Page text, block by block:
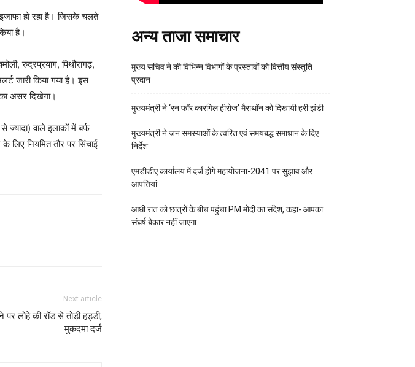
हो रहा है। जिसके चलते
है।
रुद्रप्रयाग, पिथौरागढ़,
जारी किया गया है। इस
असर दिखेगा।
ज्यादा) वाले इलाकों में बर्फ
नियमित तौर पर सिंचाई
Next article
लोहे की रॉड से तोड़ी हड्डी,
मुकदमा दर्ज
अन्य ताजा समाचार
मुख्य सचिव ने की विभिन्न विभागों के प्रस्तावों को वित्तीय संस्तुति
प्रदान
मुख्यमंत्री ने ‘रन फॉर कारगिल हीरोज’ मैराथॉन को दिखायी हरी झंडी
मुख्यमंत्री ने जन समस्याओं के त्वरित एवं समयबद्ध समाधान के दिए
निर्देश
एमडीडीए कार्यालय में दर्ज होंगे महायोजना-2041 पर सुझाव और
आपत्तियां
आधी रात को छात्रों के बीच पहुंचा PM मोदी का संदेश, कहा- आपका
संघर्ष बेकार नहीं जाएगा